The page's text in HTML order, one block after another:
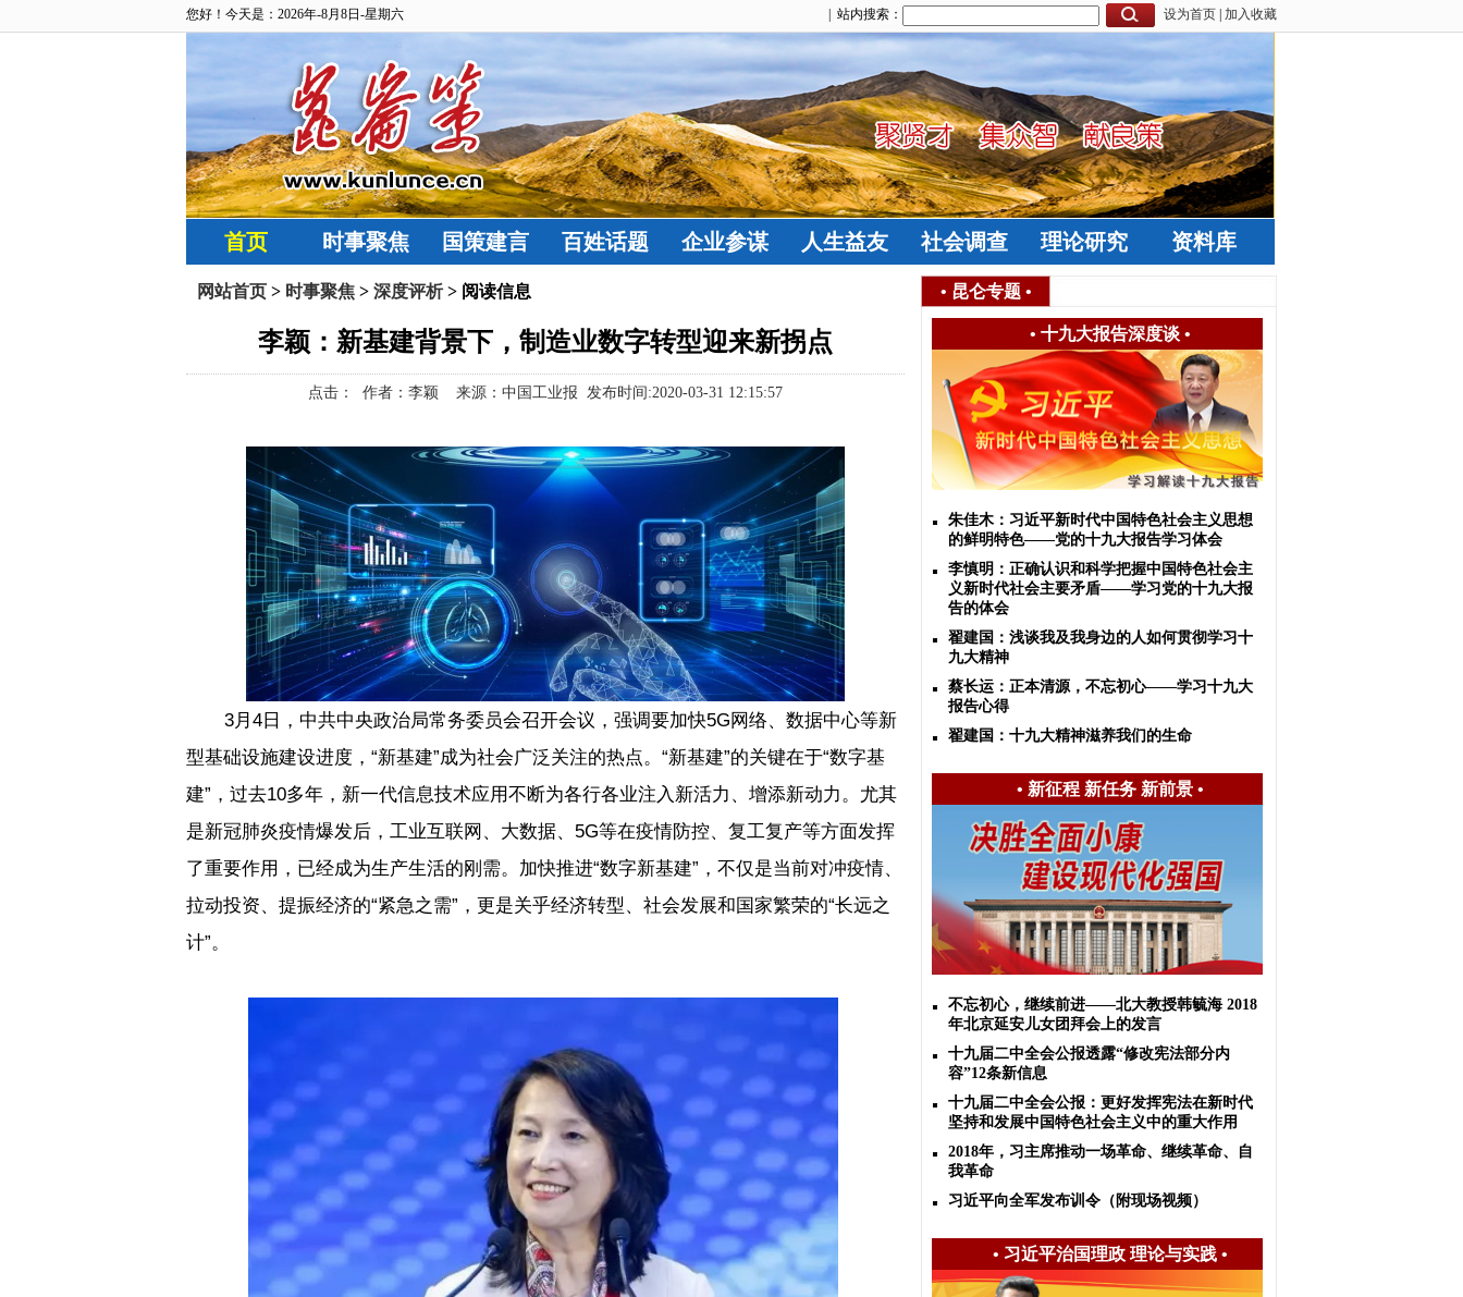
您好！今天是：2026年-8月8日-星期六 设为首页 加入收藏
| 站内搜索：
首页 时事聚焦 国策建言 百姓话题 企业参谋 人生益友 社会调查 理论研究 资料库
网站首页 > 时事聚焦 > 深度评析> 阅读信息
李颖：新基建背景下，制造业数字转型迎来新拐点
点击： 作者：李颖 来源：中国工业报 发布时间:2020-03-31 12:15:57
3月 4 日，中共中央政治局常务委员会召开会议，强调要加快5G网络、数据中心等新
型基础设施建设进度， “新基建”成为社会广泛关注的热点。 “新基建”的关键在于“数字基
建” ，过去10多年，新一代信息技术应用不断为各行各业注入新活力、增添新动力。尤其
是新冠肺炎疫情爆发后，工业互联网、大数据、 5G等在疫情防控、复工复产等方面发挥
了重要作用，已经成为生产生活的刚需。加快推进“数字新基建” ，不仅是当前对冲疫情、
拉动投资、提振经济的“紧急之需” ，更是关乎经济转型、社会发展和国家繁荣的“长远之
计”。
• 昆仑专题 •
• 十九大报告深度谈•
朱佳木：习近平新时代中国特色社会主义思想
的鲜明特色——党的十九大报告学习体会
李慎明：正确认识和科学把握中国特色社会主
义新时代社会主要矛盾——学习党的十九大报
告的体会
翟建国：浅谈我及我身边的人如何贯彻学习十
九大精神
蔡长运：正本清源，不忘初心——学习十九大
报告心得
翟建国：十九大精神滋养我们的生命
• 新征程 新任务 新前景•
不忘初心，继续前进——北大教授韩毓海 2018
年北京延安儿女团拜会上的发言
十九届二中全会公报透露“修改宪法部分内
容”12条新信息
十九届二中全会公报：更好发挥宪法在新时代
坚持和发展中国特色社会主义中的重大作用
2018年，习主席推动一场革命、继续革命、自
我革命
习近平向全军发布训令（附现场视频）
• 习近平治国理政 理论与实践•